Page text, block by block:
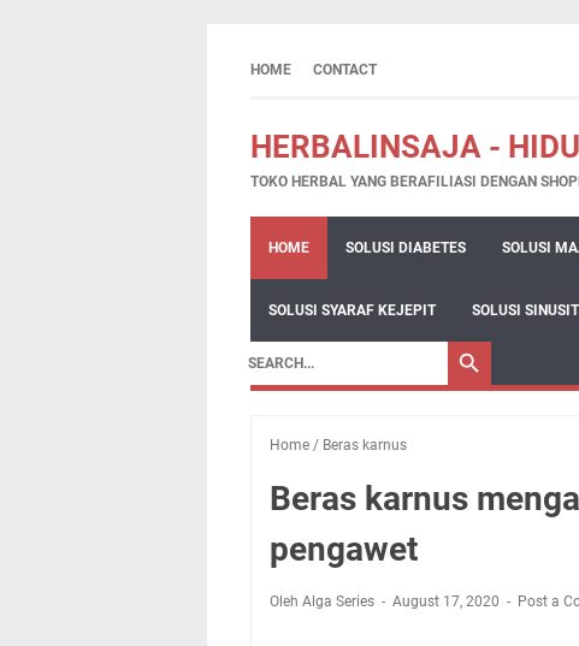
HOME CONTACT
HERBALINSAJA -
TOKO HERBAL YANG BERAFILIASI DENGAN
HOME SOLUSI DIABETES SOLUSI
SOLUSI SYARAF KEJEPIT SOLUSI
Home / Beras karnus
Beras karnus
pengawet
Oleh Alga Series August 17, 2020 Post a